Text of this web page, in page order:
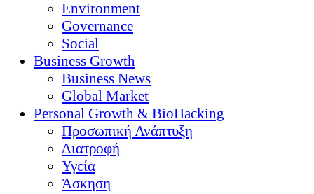
Environment
Governance
Social
Business Growth
Business News
Global Market
Personal Growth & BioHacking
Προσωπική Ανάπτυξη
Διατροφή
Υγεία
Άσκηση